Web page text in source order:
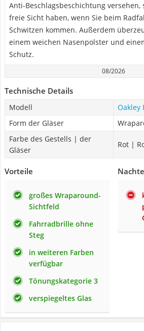
Anti-Beschlagsbeschichtung versehen,
freie Sicht haben, wenn Sie beim
Schwitzen kommen. Außerdem
einem weichen Nasenpolster und
Schutz.
08/2026
Technische Details
Modell
Oakley
Form der Gläser
Farbe des Gestells | der
Gläser
Rot |
Vorteile
großes Wraparound-
Sichtfeld
Fahrradbrille ohne
Steg
in weiteren Farben
verfügbar
Tönungskategorie 3
verspiegeltes Glas